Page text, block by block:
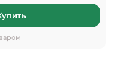
Оснащение
оборудования